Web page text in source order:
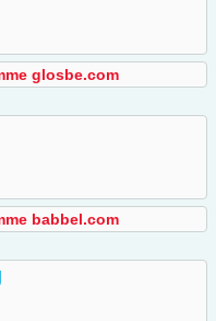
glosbe.com
babbel.com